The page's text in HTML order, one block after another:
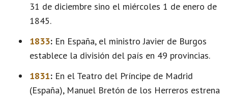
31 de diciembre sino el miércoles 1 de enero de
1845.
1833: En España, el ministro Javier de Burgos
establece la división del país en 49 provincias.
1831: En el Teatro del Príncipe de Madrid
(España), Manuel Bretón de los Herreros estrena